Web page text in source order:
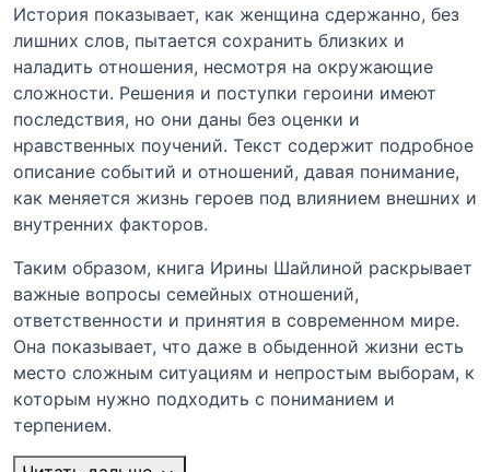
История показывает, как женщина сдержанно, без
лишних слов, пытается сохранить близких и
наладить отношения, несмотря на окружающие
сложности. Решения и поступки героини имеют
последствия, но они даны без оценки и
нравственных поучений. Текст содержит подробное
описание событий и отношений, давая понимание,
как меняется жизнь героев под влиянием внешних и
внутренних факторов.
Таким образом, книга Ирины Шайлиной раскрывает
важные вопросы семейных отношений,
ответственности и принятия в современном мире.
Она показывает, что даже в обыденной жизни есть
место сложным ситуациям и непростым выборам, к
которым нужно подходить с пониманием и
терпением.